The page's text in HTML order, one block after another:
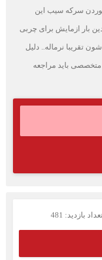
سرکه سیب این
بار ازمایش برای چربی
تقریبا نرماله.. دلیل
باید مراجعه
تعداد بازدید: 481